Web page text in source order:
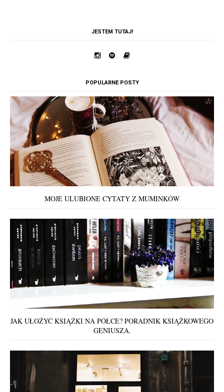
JESTEM TUTAJ!
POPULARNE POSTY
MOJE ULUBIONE CYTATY Z MUMINKÓW
JAK UŁOŻYĆ KSIĄŻKI NA PÓŁCE? PORADNIK KSIĄŻKOWEGO
GENIUSZA.